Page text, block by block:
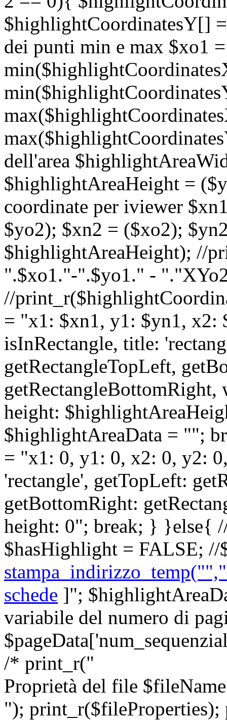
$highlightCoordinatesY[]
dei punti min e max $xo1 =
dell'area
$highlightAreaHeight =
coordinate per iviewer
$yo2); $xn2 = ($xo2);
$highlightAreaHeight); //
".$xo1."-".$yo1." -
//
= "x1: $xn1, y1: $yn1, x2:
isInRectangle, title:
getRectangleTopLeft,
height:
$highlightAreaData = "";
= "x1: 0, y1: 0, x2: 0, y2:
'rectangle', getTopLeft:
getBottomRight:
height: 0"; break; } }else{
$hasHighlight = FALSE;
schede ]";
variabile del numero di
/* print_r("
Proprietà del file $fileName
");